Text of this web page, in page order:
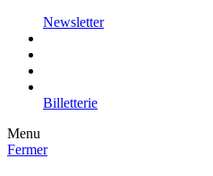
Newsletter
Billetterie
Menu
Fermer